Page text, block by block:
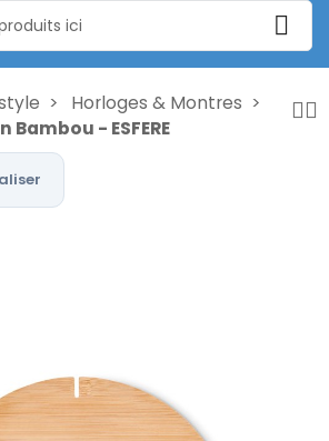
Horloges & Montres
- ESFERE